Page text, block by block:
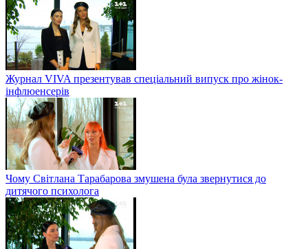
Журнал VIVA презентував спеціальний випуск про жінок-
інфлюенсерів
Чому Світлана Тарабарова змушена була звернутися до
дитячого психолога